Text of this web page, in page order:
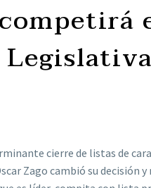
cierre de listas de
Zago cambió su decisión